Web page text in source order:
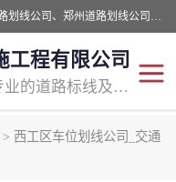
周口中为交通设施工程有限公司是一家洛阳道路划线公司、郑州道路划线公司、平顶山道路车位划线公司、开封车位划线公司、许昌道路车位划线公司、漯河道路车位划线公司，公司始终坚持“诚信、匠心、专注”的宗旨；我们的经营理念是：的服务。
工程有限公司
专注道路标线施工，专业的道路标线及交通设施施工服务商!
> 西工区车位划线公司_交通